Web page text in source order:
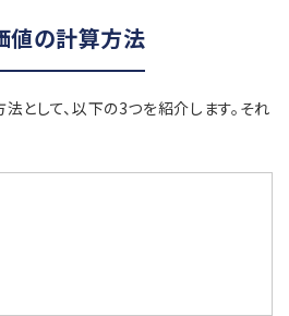
値の計算方法
として、以下の3つを紹介します。それ